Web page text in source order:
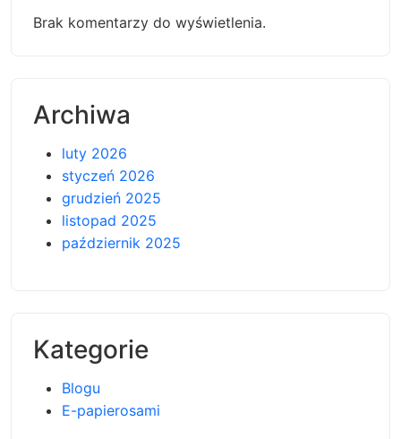
Brak komentarzy do wyświetlenia.
Archiwa
luty 2026
styczeń 2026
grudzień 2025
listopad 2025
październik 2025
Kategorie
Blogu
E-papierosami